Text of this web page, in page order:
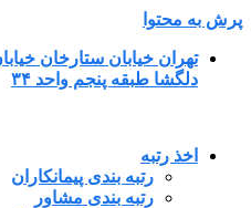
پرش به محتوا
دلگشا طبقه پنجم واحد ۳۴
اخذ رتبه
رتبه بندی پیمانکاران
رتبه بندی مشاور